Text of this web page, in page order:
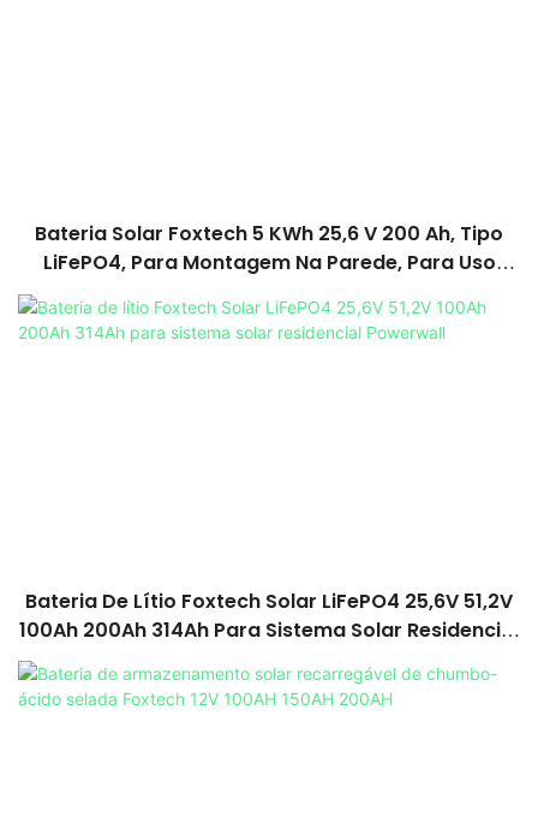
Bateria Solar Foxtech 5 KWh 25,6 V 200 Ah, Tipo
LiFePO4, Para Montagem Na Parede, Para Uso
Bateria De Lítio Foxtech Solar LiFePO4 25,6V 51,2V
100Ah 200Ah 314Ah Para Sistema Solar Residencial